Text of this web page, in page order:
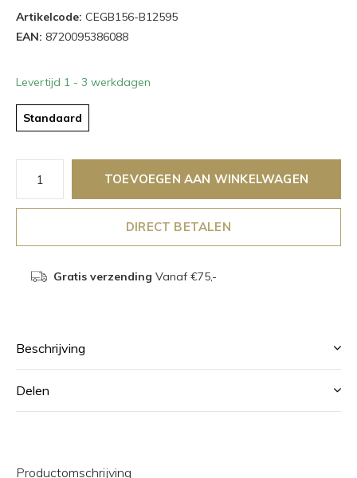
Artikelcode: CEGB156-B12595
EAN: 8720095386088
Levertijd 1 - 3 werkdagen
Standaard
TOEVOEGEN AAN WINKELWAGEN
DIRECT BETALEN
Gratis verzending Vanaf €75,-
Beschrijving
Delen
Productomschrijving